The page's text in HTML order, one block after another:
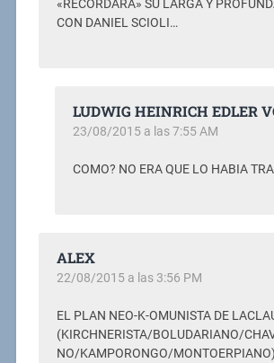
«RECORDARA» SU LARGA Y
CON DANIEL SCIOLI…
LUDWIG HEINRICH EDLER
23/08/2015 a las 7:55 AM
COMO? NO ERA QUE LO HABIA
ALEX
22/08/2015 a las 3:56 PM
EL PLAN NEO-K-OMUNISTA DE
(KIRCHNERISTA/BOLUDARIANO/
NO/KAMPORONGO/